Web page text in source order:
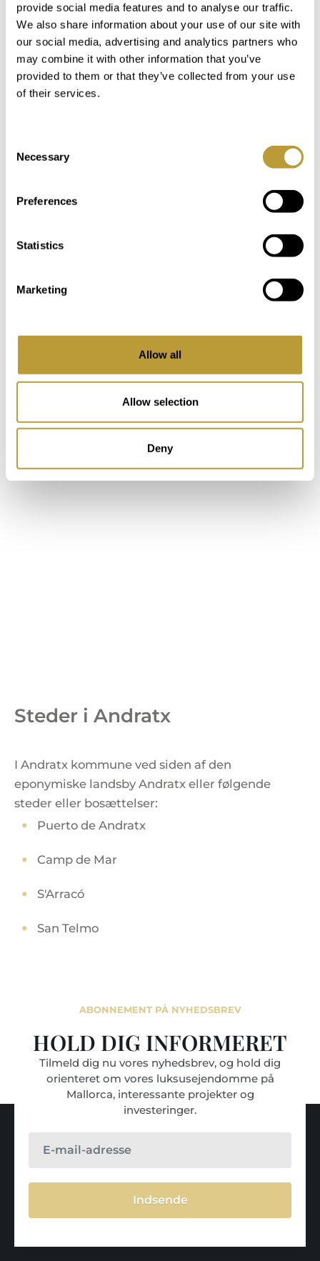
provide social media features and to analyse our traffic.
We also share information about your use of our site with
our social media, advertising and analytics partners who
may combine it with other information that you’ve
provided to them or that they’ve collected from your use
of their services.
Selection
Necessary
Preferences
Statistics
Marketing
Allow all
Allow selection
Deny
næsten alle andre butikker, der opfylder dine
daglige behov.
Andratx kommune
er en lille, meget original fiskerby, kendt for sine
fremragende skaldyr restauranter og den
Andratx og Sant Elm ligger i en dal landsbyen
små fincaer. Velkendt er også stranden
feriestedet Camp de Mar med sin strand og
med bil på cirka 20 minutter, og lufthavnen er
cirka 30 minutter på vej.
Steder i Andratx
I Andratx kommune ved siden af den
eponymiske landsby Andratx eller følgende
steder eller bosættelser:
Puerto de Andratx
Camp de Mar
S'Arracó
San Telmo
ABONNEMENT PÅ NYHEDSBREV
HOLD DIG INFORMERET
Tilmeld dig nu vores nyhedsbrev, og hold dig
orienteret om vores luksusejendomme på
Mallorca, interessante projekter og
investeringer.
Indsende